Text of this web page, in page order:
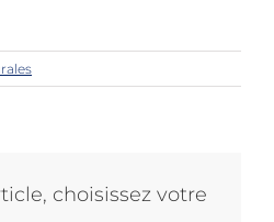
choisissez votre